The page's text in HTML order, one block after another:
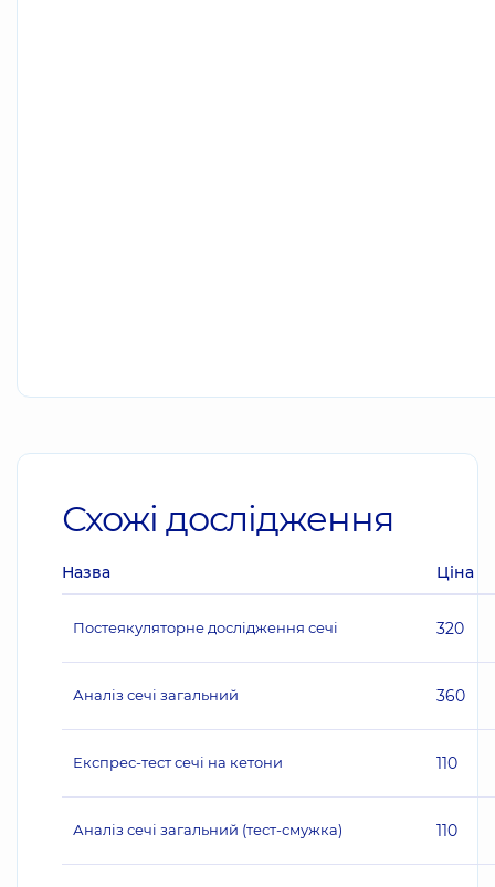
Схожі дослідження
Назва Ціна
Постеякуляторне дослідження сечі 320
Аналіз сечі загальний 360
Експрес-тест сечі на кетони 110
Аналіз сечі загальний (тест-смужка) 110